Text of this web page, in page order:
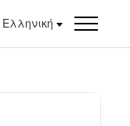
Ελληνική